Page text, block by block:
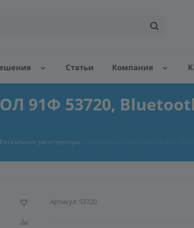
Статьи Компания
91Ф 53720,
регистраторы -
Артикул: 53720